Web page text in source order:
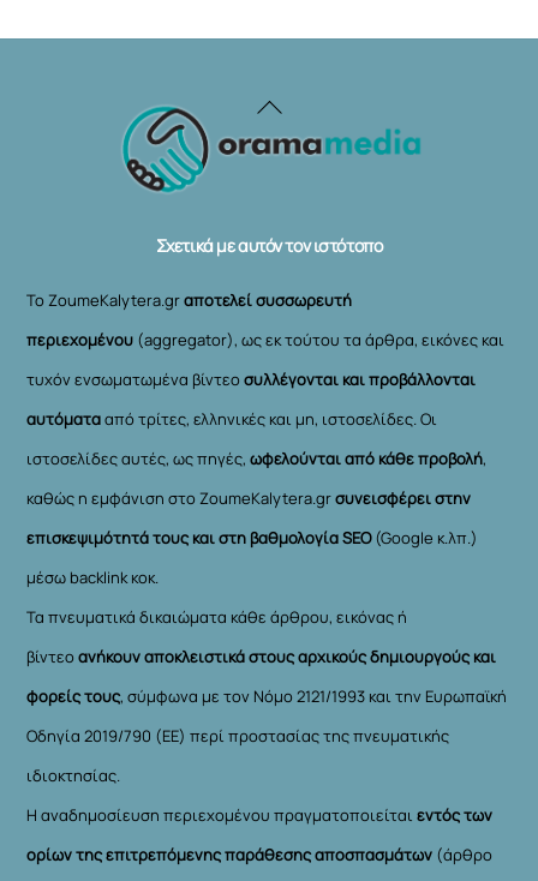
Back
To
Σχετικά με αυτόν τον ιστότοπο
Το ZoumeKalytera.grαποτελεί συσσωρευτή
περιεχομένου (aggregator), ως εκ τούτου τα άρθρα, εικόνες και
τυχόν ενσωματωμένα βίντεοσυλλέγονται και προβάλλονται
αυτόματααπό τρίτες, ελληνικές και μη, ιστοσελίδες. Οι
ιστοσελίδες αυτές, ως πηγές,ωφελούνται από κάθε προβολή,
καθώς η εμφάνιση στο ZoumeKalytera.grσυνεισφέρει στην
επισκεψιμότητά τους και στη βαθμολογία SEO(Google κ.λπ.)
μέσω backlink κοκ.
Τα πνευματικά δικαιώματα κάθε άρθρου, εικόνας ή
βίντεοανήκουν αποκλειστικά στους αρχικούς δημιουργούς και
φορείς τους, σύμφωνα με τον Νόμο 2121/1993 και την Ευρωπαϊκή
Οδηγία 2019/790 (ΕΕ) περί προστασίας της πνευματικής
ιδιοκτησίας.
Η αναδημοσίευση περιεχομένου πραγματοποιείταιεντός των
ορίων της επιτρεπόμενης παράθεσης αποσπασμάτων (άρθρο